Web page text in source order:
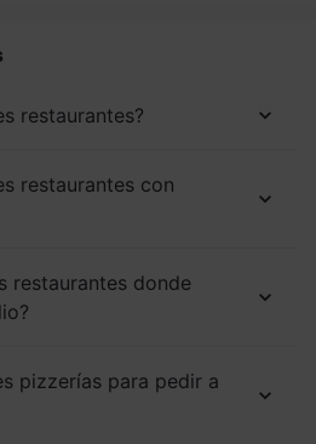
restaurantes?
restaurantes con
restaurantes donde
pizzerías para pedir a